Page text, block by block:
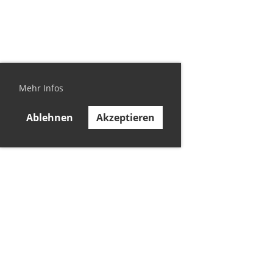
Mehr Infos
Ablehnen Akzeptieren